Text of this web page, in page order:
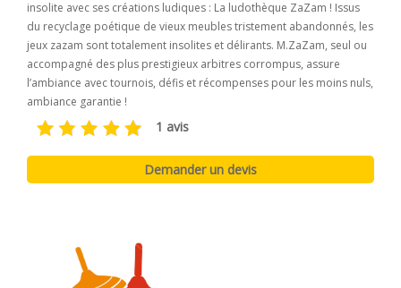
insolite avec ses créations ludiques : La ludothèque ZaZam ! Issus
du recyclage poétique de vieux meubles tristement abandonnés, les
jeux zazam sont totalement insolites et délirants. M.ZaZam, seul ou
accompagné des plus prestigieux arbitres corrompus, assure
l’ambiance avec tournois, défis et récompenses pour les moins nuls,
ambiance garantie !
1 avis